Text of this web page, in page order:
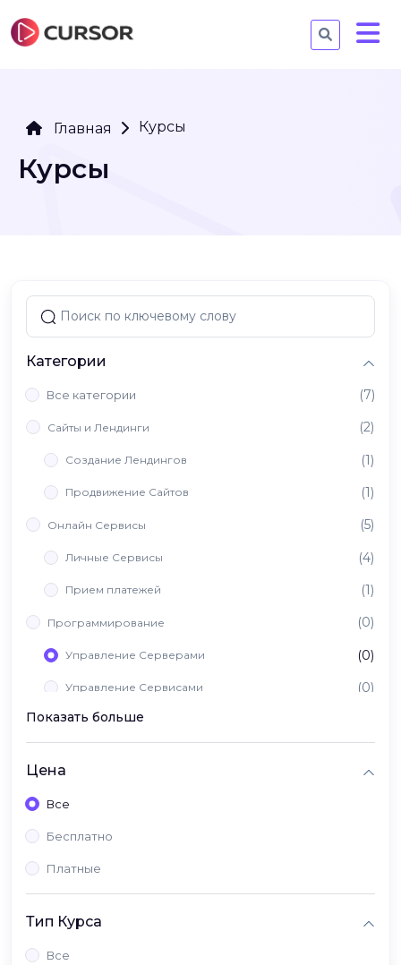
Главная Курсы
Курсы
Категории
Все категории (7)
Сайты и Лендинги (2)
Создание Лендингов (1)
Продвижение Сайтов (1)
Онлайн Сервисы (5)
Личные Сервисы (4)
Прием платежей (1)
Программирование (0)
Управление Серверами (0)
Управление Сервисами (0)
Вайб Кодинг
Показать больше
Цена
Все
Бесплатно
Платные
Тип Курса
Все